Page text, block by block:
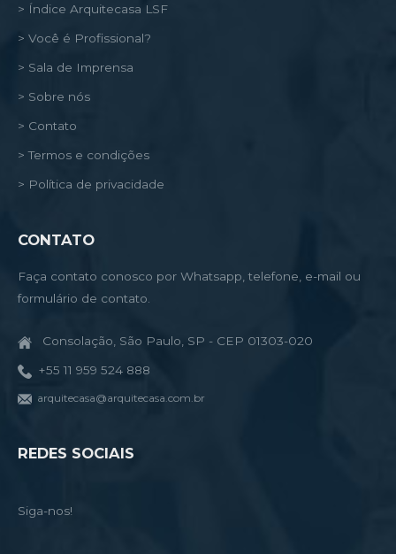
> Índice Arquitecasa LSF
> Você é Profissional?
> Sala de Imprensa
> Sobre nós
> Contato
> Termos e condições
> Política de privacidade
CONTATO
Faça contato conosco por Whatsapp, telefone, e-mail ou
formulário de contato.
Consolação, São Paulo, SP - CEP 01303-020
+55 11 959 524 888
arquitecasa@arquitecasa.com.br
REDES SOCIAIS
Siga-nos!